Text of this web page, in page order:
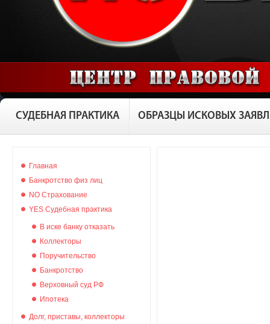
СУДЕБНАЯ ПРАКТИКА ОБРАЗЦЫ ИСКОВЫХ
Главная
Банкротство физ лиц
NO Страхование
YES Судебная практика
В иске банку отказать
Коллекторы
Поручительство
Банкротство
Верховный суд РФ
Ипотека
Долг, приставы, коллекторы